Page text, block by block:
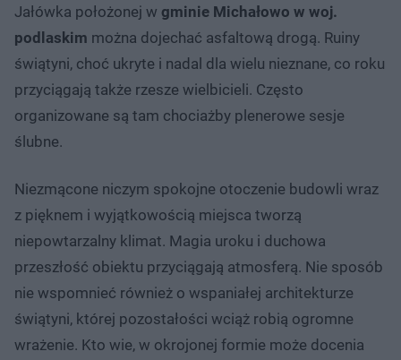
Jałówka położonej w gminie Michałowo w woj.
podlaskim można dojechać asfaltową drogą. Ruiny
świątyni, choć ukryte i nadal dla wielu nieznane, co roku
przyciągają także rzesze wielbicieli. Często
organizowane są tam chociażby plenerowe sesje
ślubne.
Niezmącone niczym spokojne otoczenie budowli wraz
z pięknem i wyjątkowością miejsca tworzą
niepowtarzalny klimat. Magia uroku i duchowa
przeszłość obiektu przyciągają atmosferą. Nie sposób
nie wspomnieć również o wspaniałej architekturze
świątyni, której pozostałości wciąż robią ogromne
wrażenie. Kto wie, w okrojonej formie może docenia